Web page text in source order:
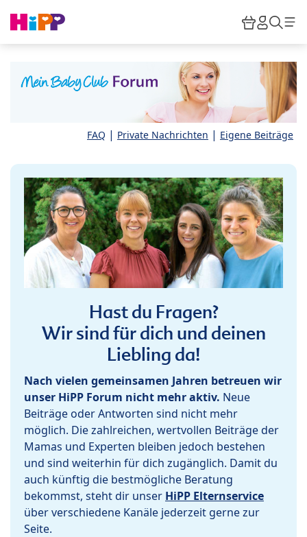
HiPP
FAQ | Private Nachrichten | Eigene Beiträge
Hast du Fragen?
Wir sind für dich und deinen
Liebling da!
Nach vielen gemeinsamen Jahren betreuen wir
unser HiPP Forum nicht mehr aktiv. Neue
Beiträge oder Antworten sind nicht mehr
möglich. Die zahlreichen, wertvollen Beiträge der
Mamas und Experten bleiben jedoch bestehen
und sind weiterhin für dich zugänglich. Damit du
auch künftig die bestmögliche Beratung
bekommst, steht dir unser HiPP Elternservice
über verschiedene Kanäle jederzeit gerne zur
Seite.